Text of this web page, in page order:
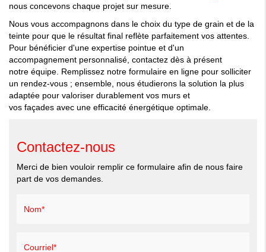
nous concevons chaque projet sur mesure
Nous vous accompagnons dans le choix du type de grain et de la
teinte pour que le résultat final reflète parfaitement vos attentes.
Pour bénéficier d'une expertise pointue et d'un
accompagnement personnalisé contactez dès à présent
notre équipe . Remplissez notre formulaire en ligne pour solliciter
un rendez-vous ; ensemble, nous étudierons la solution la plus
adaptée pour valoriser durablement vos murs et
vos façades avec une efficacité énergétique optimale.
Contactez-nous
Merci de bien vouloir remplir ce formulaire afin de nous faire
part de vos demandes.